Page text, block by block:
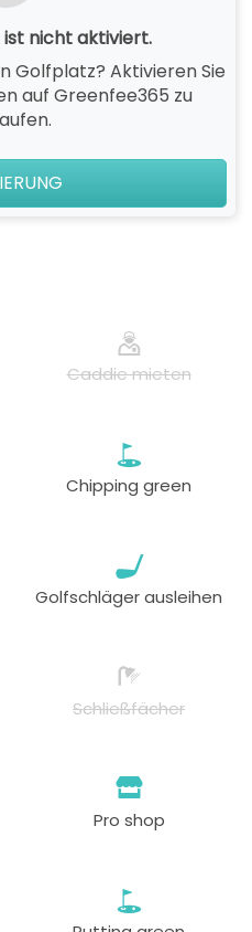
nicht aktiviert.
Golfplatz? Aktivieren Sie
auf Greenfee365 zu
Caddie mieten
Chipping green
Golfschläger ausleihen
Schließfächer
Pro shop